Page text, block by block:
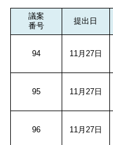
議案
番号
提出日
94 11月27日
95 11月27日
96 11月27日